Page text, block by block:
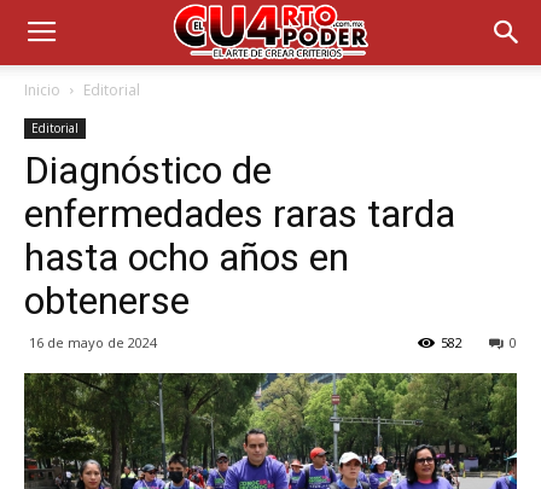
Inicio Editorial
Editorial
Diagnóstico de
enfermedades raras tarda
hasta ocho años en
obtenerse
16 de mayo de 2024 0
582